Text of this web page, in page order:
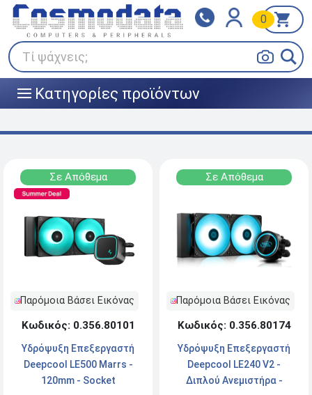
Τί ψάχνεις;
0
||| Κατηγορίες προϊόντων
Klarna
Πληρώστε σε 3
άτοκες δόσεις
BOX NOW
Σε Απόθεμα
Παρόμοια Βάσει Εικόνας
Κωδικός: 0.356.80101
Υδρόψυξη Επεξεργαστή
Deepcool LE500 Marrs -
120mm - Socket
Σε Απόθεμα
Παρόμοια Βάσει Εικόνας
Κωδικός: 0.356.80174
Υδρόψυξη Επεξεργαστή
Deepcool LE240 V2 -
Διπλού Ανεμιστήρα -